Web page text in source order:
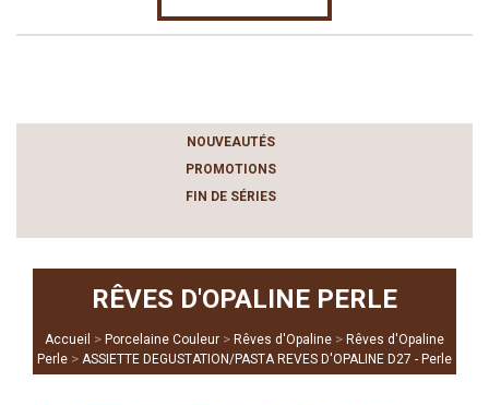
NOUVEAUTÉS
PROMOTIONS
FIN DE SÉRIES
RÊVES D'OPALINE PERLE
Accueil > Porcelaine Couleur > Rêves d'Opaline > Rêves d'Opaline
Perle > ASSIETTE DEGUSTATION/PASTA REVES D'OPALINE D27 - Perle